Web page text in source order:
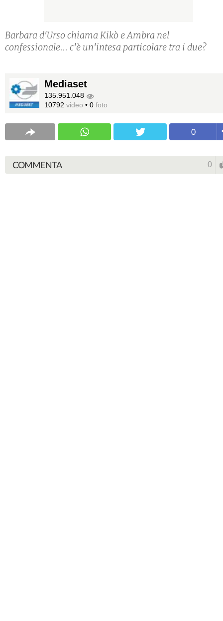
Barbara d'Urso chiama Kikò e Ambra nel
confessionale... c'è un'intesa particolare tra i due?
Mediaset
135.951.048
10792 video • 0 foto
0
COMMENTA 0